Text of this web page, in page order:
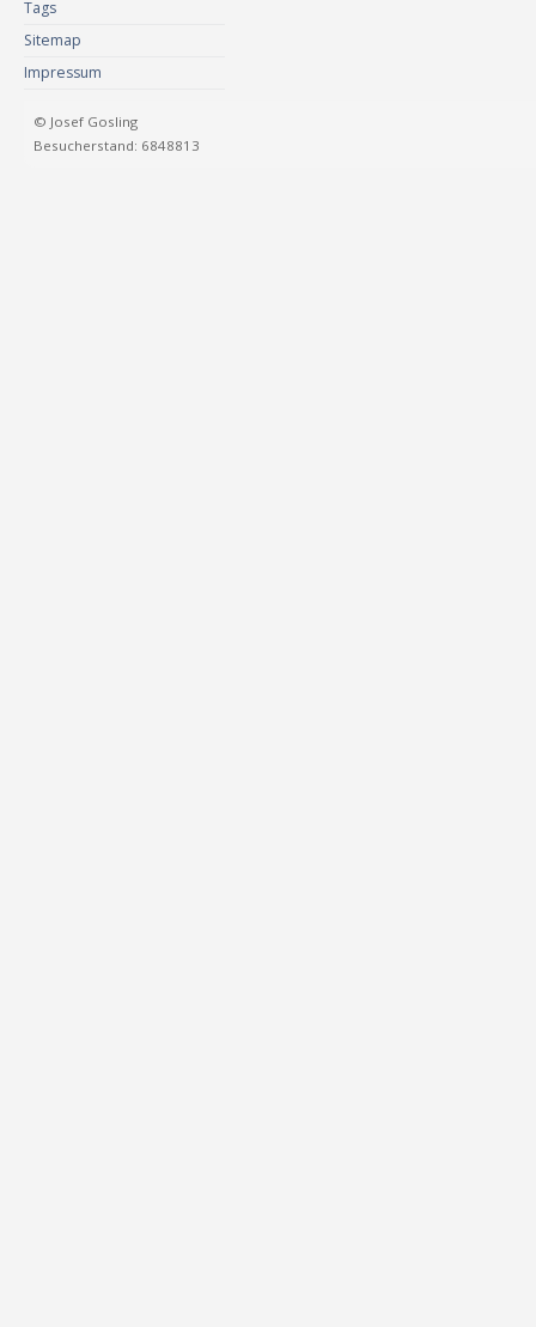
Tags
Sitemap
Impressum
© Josef Gosling
Besucherstand: 6848813